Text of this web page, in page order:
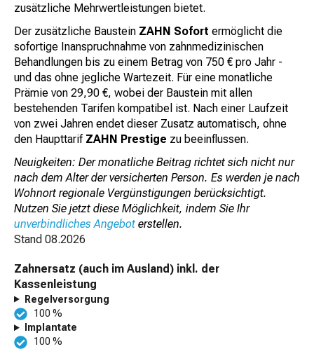
zusätzliche Mehrwertleistungen bietet.
Der zusätzliche Baustein ZAHN Sofort ermöglicht die
sofortige Inanspruchnahme von zahnmedizinischen
Behandlungen bis zu einem Betrag von 750 € pro Jahr -
und das ohne jegliche Wartezeit. Für eine monatliche
Prämie von 29,90 €, wobei der Baustein mit allen
bestehenden Tarifen kompatibel ist. Nach einer Laufzeit
von zwei Jahren endet dieser Zusatz automatisch, ohne
den Haupttarif ZAHN Prestige zu beeinflussen.
Neuigkeiten: Der monatliche Beitrag richtet sich nicht nur
nach dem Alter der versicherten Person. Es werden je nach
Wohnort regionale Vergünstigungen berücksichtigt.
Nutzen Sie jetzt diese Möglichkeit, indem Sie Ihr
unverbindliches Angebot erstellen.
Stand 08.2026
Zahnersatz (auch im Ausland) inkl. der
Kassenleistung
Regelversorgung
100 %
Implantate
100 %